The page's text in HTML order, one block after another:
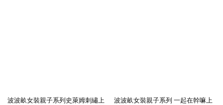
波波畝女裝親子系列史萊姆刺繡上
波波畝女裝親子系列 一起在幹嘛上